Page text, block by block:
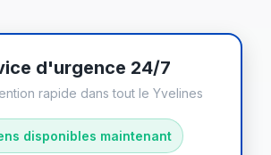
d'urgence 24/7
rapide dans tout le Yvelines
disponibles maintenant